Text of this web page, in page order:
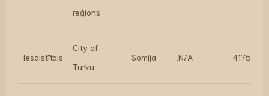
reģions
Iesaistītais
City of
Turku
Somija .N/A